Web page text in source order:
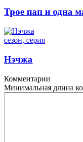
Трое пап и одна
сезон, серия
Нэчжа
Комментарии
Минимальная длина